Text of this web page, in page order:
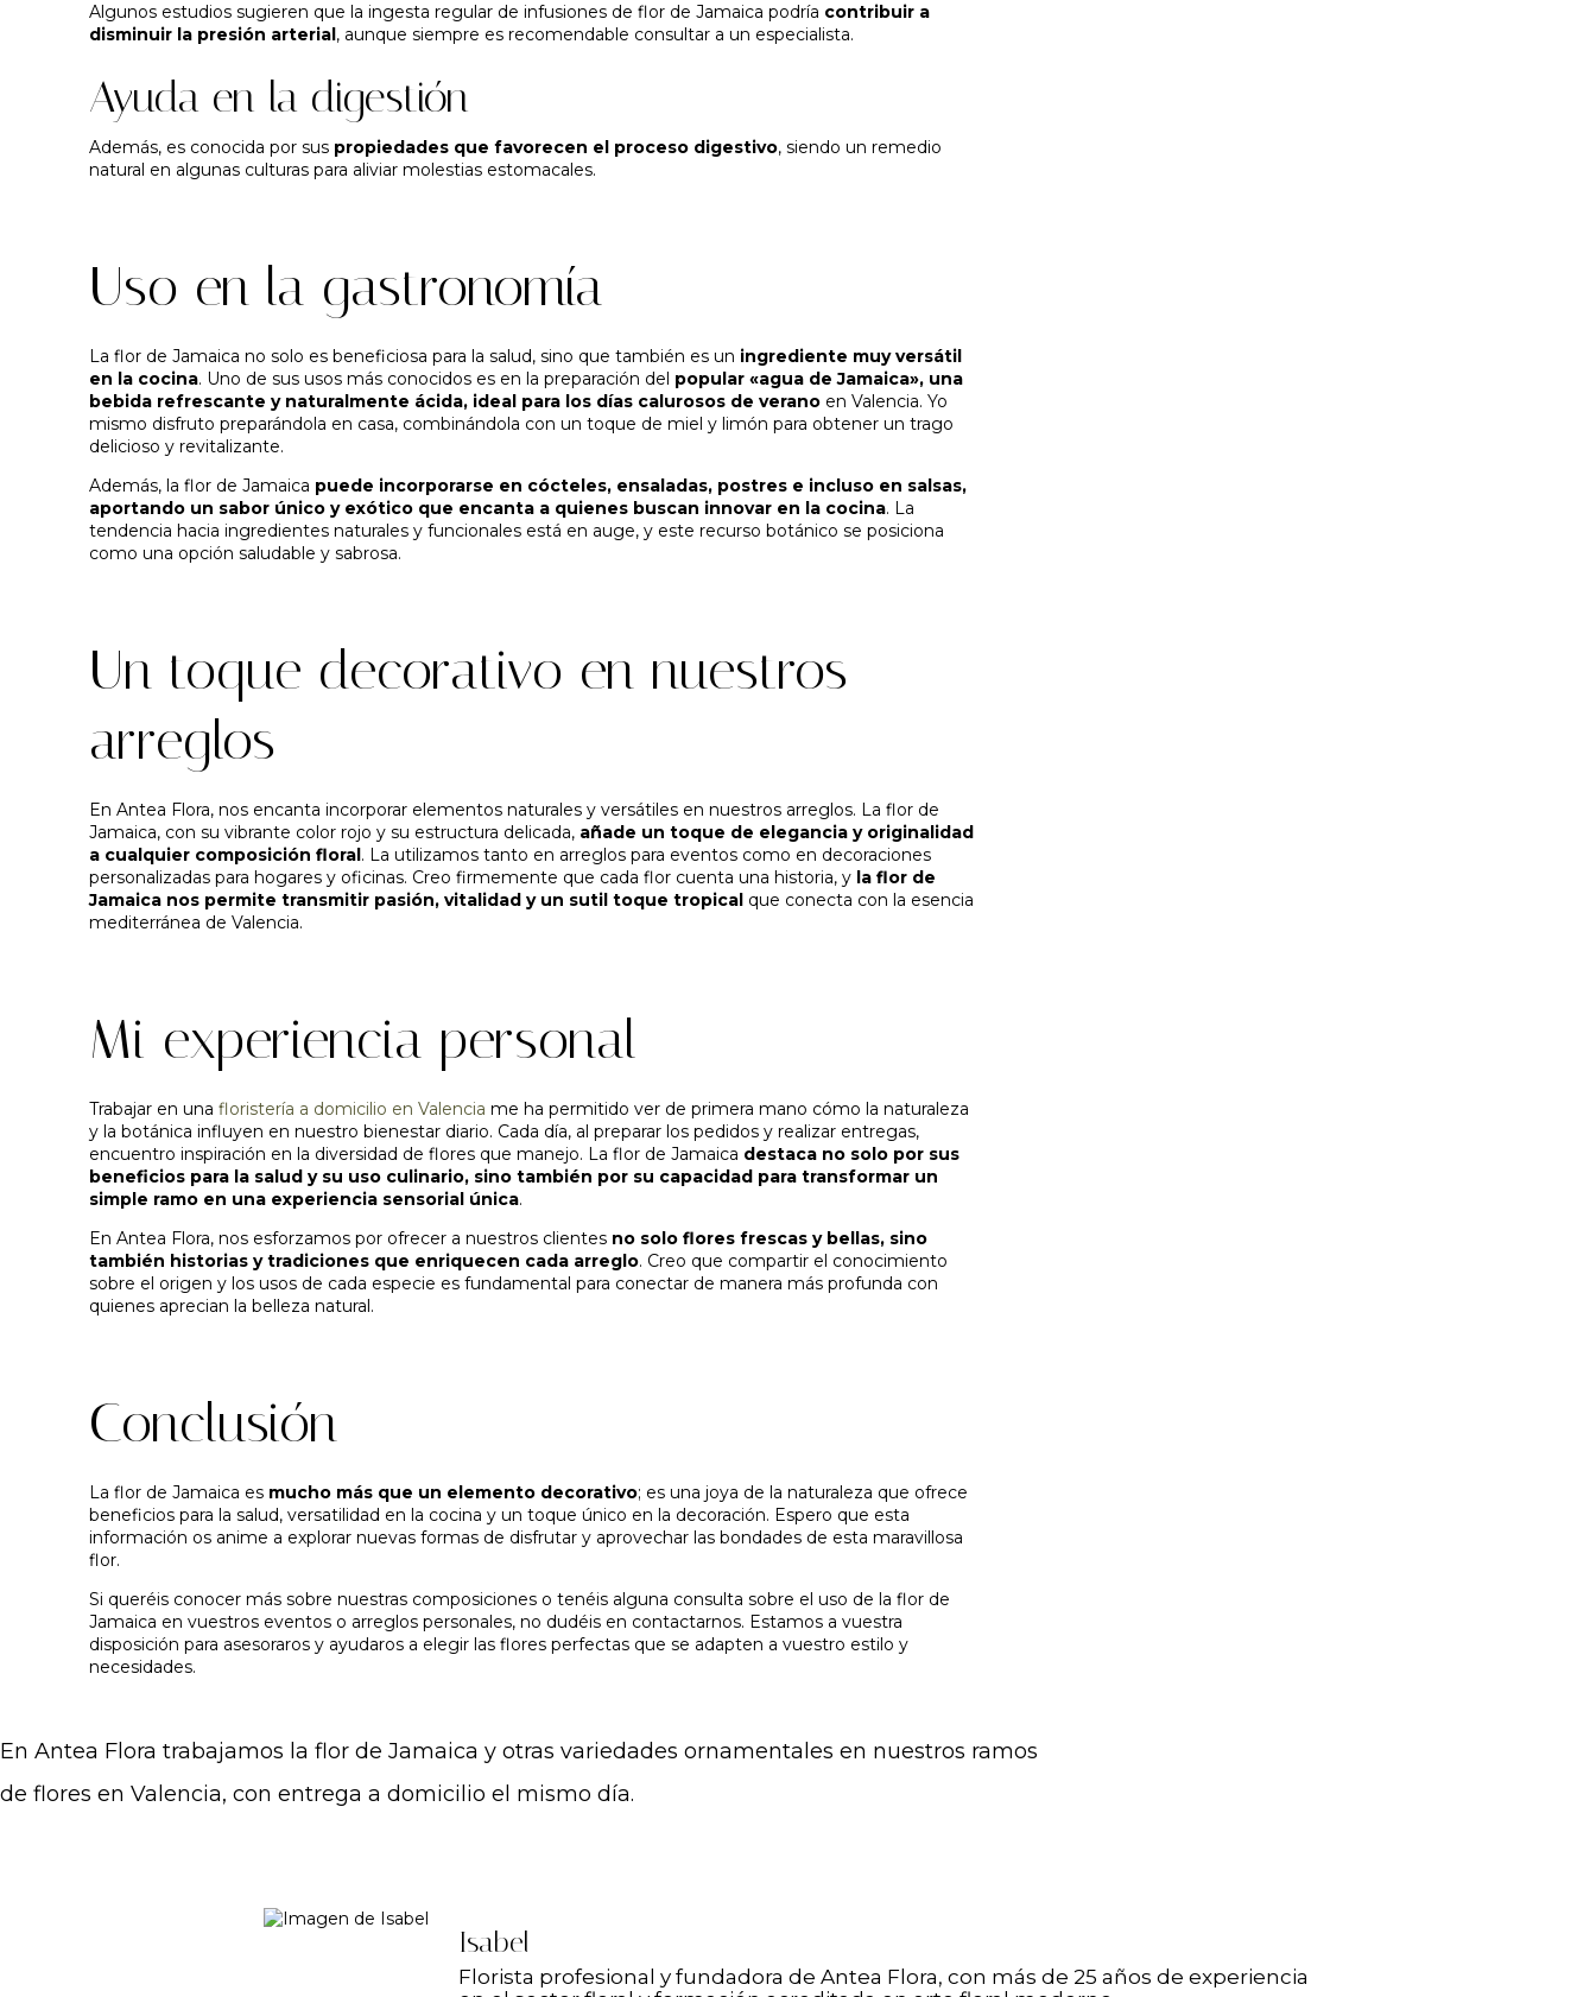
Algunos estudios sugieren que la ingesta regular de infusiones de flor de Jamaica podría contribuir a
disminuir la presión arterial , aunque siempre es recomendable consultar a un especialista.
Ayuda en la digestión
Además, es conocida por sus propiedades que favorecen el proceso digestivo, siendo un remedio
natural en algunas culturas para aliviar molestias estomacales.
Uso en la gastronomía
La flor de Jamaica no solo es beneficiosa para la salud, sino que también es un ingrediente muy versátil
en la cocina. Uno de sus usos más conocidos es en la preparación del popular «agua de Jamaica», una
bebida refrescante y naturalmente ácida, ideal para los días calurosos de verano en Valencia. Yo
mismo disfruto preparándola en casa, combinándola con un toque de miel y limón para obtener un trago
delicioso y revitalizante.
Además, la flor de Jamaica puede incorporarse en cócteles, ensaladas, postres e incluso en salsas,
aportando un sabor único y exótico que encanta a quienes buscan innovar en la cocina. La
tendencia hacia ingredientes naturales y funcionales está en auge, y este recurso botánico se posiciona
como una opción saludable y sabrosa.
Un toque decorativo en nuestros
arreglos
En Antea Flora, nos encanta incorporar elementos naturales y versátiles en nuestros arreglos. La flor de
Jamaica, con su vibrante color rojo y su estructura delicada, añade un toque de elegancia y originalidad
a cualquier composición floral. La utilizamos tanto en arreglos para eventos como en decoraciones
personalizadas para hogares y oficinas. Creo firmemente que cada flor cuenta una historia, y la flor de
Jamaica nos permite transmitir pasión, vitalidad y un sutil toque tropical que conecta con la esencia
mediterránea de Valencia.
Mi experiencia personal
Trabajar en una floristería a domicilio en Valencia me ha permitido ver de primera mano cómo la naturaleza
y la botánica influyen en nuestro bienestar diario. Cada día, al preparar los pedidos y realizar entregas,
encuentro inspiración en la diversidad de flores que manejo. La flor de Jamaica destaca no solo por sus
beneficios para la salud y su uso culinario, sino también por su capacidad para transformar un
simple ramo en una experiencia sensorial única.
En Antea Flora, nos esforzamos por ofrecer a nuestros clientes no solo flores frescas y bellas, sino
también historias y tradiciones que enriquecen cada arreglo. Creo que compartir el conocimiento
sobre el origen y los usos de cada especie es fundamental para conectar de manera más profunda con
quienes aprecian la belleza natural.
Conclusión
La flor de Jamaica es mucho más que un elemento decorativo; es una joya de la naturaleza que ofrece
beneficios para la salud, versatilidad en la cocina y un toque único en la decoración. Espero que esta
información os anime a explorar nuevas formas de disfrutar y aprovechar las bondades de esta maravillosa
flor.
Si queréis conocer más sobre nuestras composiciones o tenéis alguna consulta sobre el uso de la flor de
Jamaica en vuestros eventos o arreglos personales, no dudéis en contactarnos. Estamos a vuestra
disposición para asesoraros y ayudaros a elegir las flores perfectas que se adapten a vuestro estilo y
necesidades.
En Antea Flora trabajamos la flor de Jamaica y otras variedades ornamentales en nuestros ramos
de flores en Valencia, con entrega a domicilio el mismo día.
Isabel
Florista profesional y fundadora de Antea Flora, con más de 25 años de experiencia